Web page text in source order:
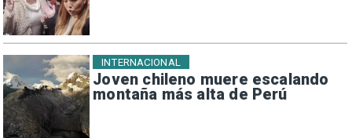
Joven chileno muere escalando
montaña más alta de Perú
INTERNACIONAL